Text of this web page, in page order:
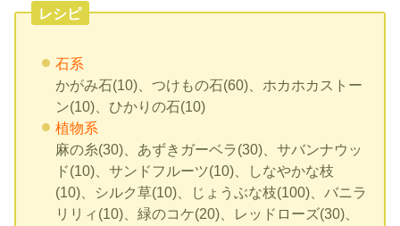
レシピ
石系
かがみ石(10)、つけもの石(60)、ホカホカストー
ン(10)、ひかりの石(10)
植物系
麻の糸(30)、あずきガーベラ(30)、サバンナウッ
ド(10)、サンドフルーツ(10)、しなやかな枝
(10)、シルク草(10)、じょうぶな枝(100)、バニラ
リリィ(10)、緑のコケ(20)、レッドローズ(30)、